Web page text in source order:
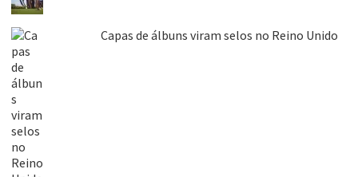
Capas de álbuns viram selos no Reino Unido